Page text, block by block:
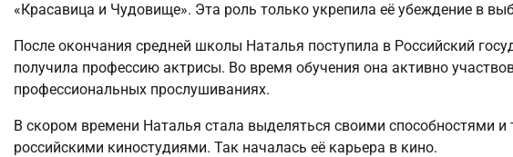
«Красавица и Чудовище». Эта роль только укрепила её убеждение в
После окончания средней школы Наталья поступила в Российский
получила профессию актрисы. Во время обучения она активно
профессиональных прослушиваниях.
В скором времени Наталья стала выделяться своими способностями
российскими киностудиями. Так началась её карьера в кино.